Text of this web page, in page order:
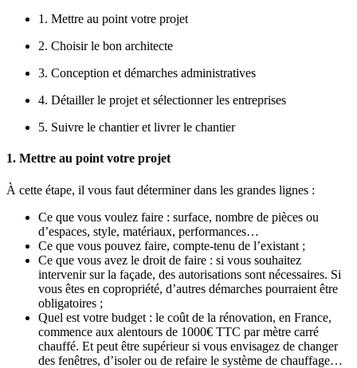
1. Mettre au point votre projet
2. Choisir le bon architecte
3. Conception et démarches administratives
4. Détailler le projet et sélectionner les entreprises
5. Suivre le chantier et livrer le chantier
1. Mettre au point votre projet
À cette étape, il vous faut déterminer dans les grandes lignes :
Ce que vous voulez faire : surface, nombre de pièces ou
d’espaces, style, matériaux, performances…
Ce que vous pouvez faire, compte-tenu de l’existant ;
Ce que vous avez le droit de faire : si vous souhaitez
intervenir sur la façade, des autorisations sont nécessaires. Si
vous êtes en copropriété, d’autres démarches pourraient être
obligatoires ;
Quel est votre budget : le coût de la rénovation, en France,
commence aux alentours de 1000€ TTC par mètre carré
chauffé. Et peut être supérieur si vous envisagez de changer
des fenêtres, d’isoler ou de refaire le système de chauffage…